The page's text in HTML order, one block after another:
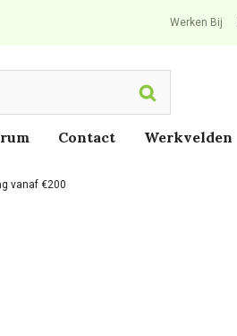
Werken Bij
Search
Contact Werkvelden
vanaf €200